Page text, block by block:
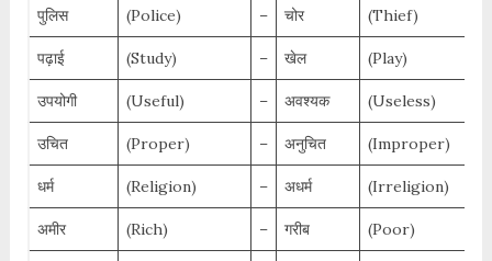
पुलिस (Police) – चोर (Thief)
पढ़ाई (Study) – खेल (Play)
उपयोगी (Useful) – अवश्यक (Useless)
उचित (Proper) – अनुचित (Improper)
धर्म (Religion) – अधर्म (Irreligion)
अमीर (Rich) – गरीब (Poor)